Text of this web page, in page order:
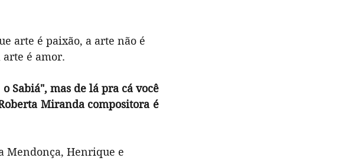
arte é paixão, a arte não é
é amor.
Sabiá", mas de lá pra cá você
Miranda compositora é
Mendonça, Henrique e